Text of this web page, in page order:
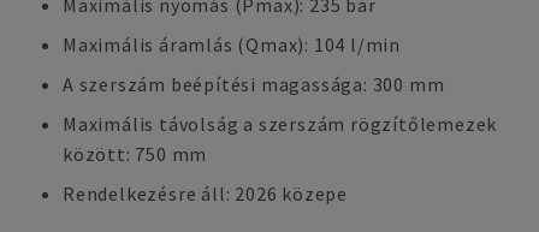
Maximális nyomás (Pmax): 235 bar
Maximális áramlás (Qmax): 104 l/min
A szerszám beépítési magassága: 300 mm
Maximális távolság a szerszám rögzítőlemezek
között: 750 mm
Rendelkezésre áll: 2026 közepe